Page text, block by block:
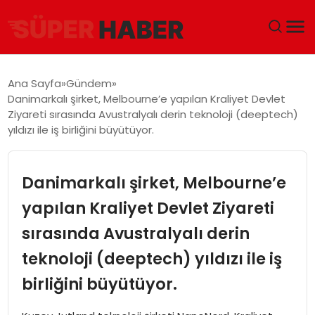
GÜNDEM
EĞITIM
EKONOMI
MAGAZIN
SAĞLIK
Ana Sayfa Gündem
Danimarkalı şirket, Melbourne’e yapılan Kraliyet Devlet
Ziyareti sırasında Avustralyalı derin teknoloji (deeptech)
yıldızı ile iş birliğini büyütüyor.
Danimarkalı şirket, Melbourne’e
yapılan Kraliyet Devlet Ziyareti
sırasında Avustralyalı derin
teknoloji (deeptech) yıldızı ile iş
birliğini büyütüyor.